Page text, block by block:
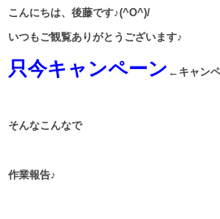
こんにちは、後藤です♪(^O^)/
いつもご観覧ありがとうございます♪
只今キャンペーン ←キャン
そんなこんなで
作業報告♪